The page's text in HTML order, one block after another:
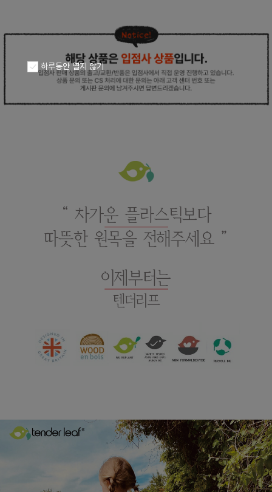
하루동안 열지 않기